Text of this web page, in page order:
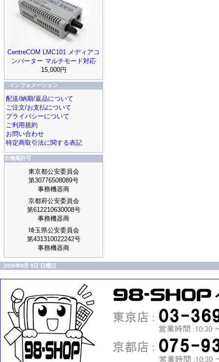
CentreCOM LMC101 メディアコ
ンバーター マルチモード対応
15,000円
インフォメーション
配送/納期/返品について
ご注文/お支払について
プライバシーについて
ご利用規約
お問い合わせ
特定商取引法に関する表記
古物商許可
東京都公安委員会
第30776508089号
事務機器商
京都府公安委員会
第612210630008号
事務機器商
埼玉県公安委員会
第431310022242号
事務機器商
2026年8月 9日 日曜日